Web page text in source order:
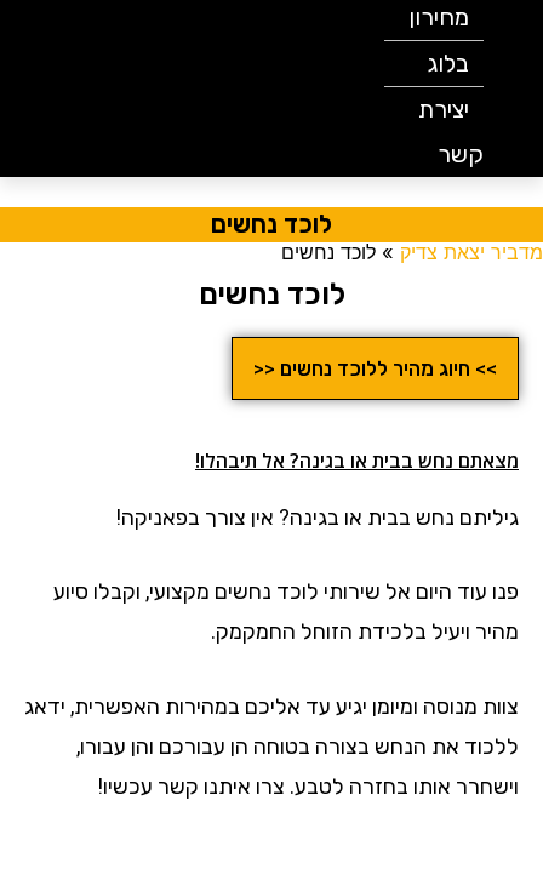
מחירון
בלוג
יצירת
קשר
לוכד נחשים
מדביר יצאת צדיק » לוכד נחשים
לוכד נחשים
>> חיוג מהיר ללוכד נחשים <<
מצאתם נחש בבית או בגינה? אל תיבהלו!
גיליתם נחש בבית או בגינה? אין צורך בפאניקה!
פנו עוד היום אל שירותי לוכד נחשים מקצועי, וקבלו סיוע
מהיר ויעיל בלכידת הזוחל החמקמק.
צוות מנוסה ומיומן יגיע עד אליכם במהירות האפשרית, ידאג
ללכוד את הנחש בצורה בטוחה הן עבורכם והן עבורו,
וישחרר אותו בחזרה לטבע. צרו איתנו קשר עכשיו!